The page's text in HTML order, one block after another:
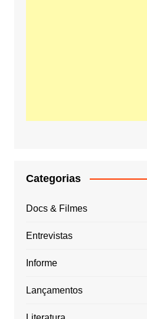
Categorias
Docs & Filmes
Entrevistas
Informe
Lançamentos